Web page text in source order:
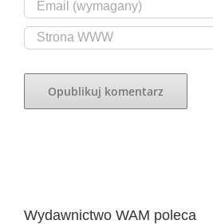
Wydawnictwo WAM poleca